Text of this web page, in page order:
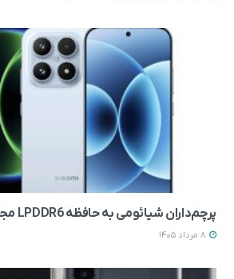
پرچم‌داران شیائومی به حافظه LPDDR6 مجهز می‌ شوند